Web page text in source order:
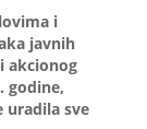
i
javnih
akcionog
godine,
uradila sve